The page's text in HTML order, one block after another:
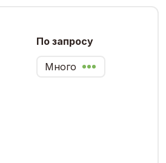
По запросу
Много